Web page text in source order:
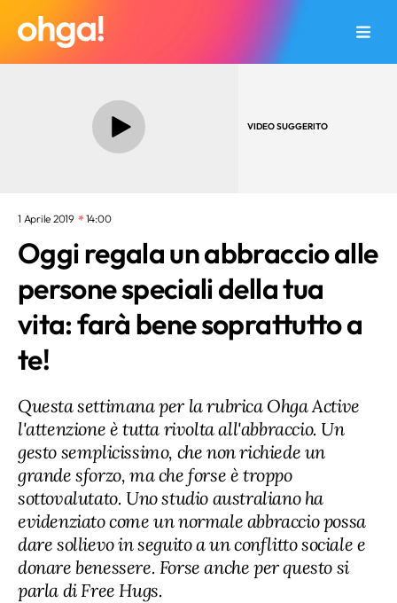
VIDEO SUGGERITO
1 Aprile 2019 14:00
Oggi regala un abbraccio alle
persone speciali della tua
vita: farà bene soprattutto a
te!
Questa settimana per la rubrica Ohga Active
l'attenzione è tutta rivolta all'abbraccio. Un
gesto semplicissimo, che non richiede un
grande sforzo, ma che forse è troppo
sottovalutato. Uno studio australiano ha
evidenziato come un normale abbraccio possa
dare sollievo in seguito a un conflitto sociale e
donare benessere. Forse anche per questo si
parla di Free Hugs.